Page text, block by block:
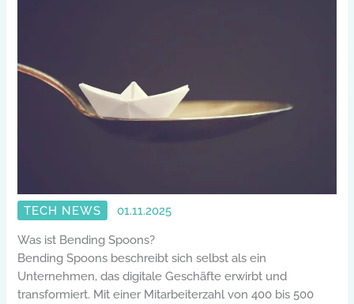
TECH NEWS 01.11.2025
Was ist Bending Spoons?
Bending Spoons beschreibt sich selbst als ein
Unternehmen, das digitale Geschäfte erwirbt und
transformiert. Mit einer Mitarbeiterzahl von 400 bis 500